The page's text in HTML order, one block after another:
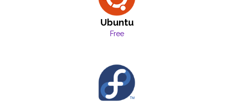
Ubuntu
Free